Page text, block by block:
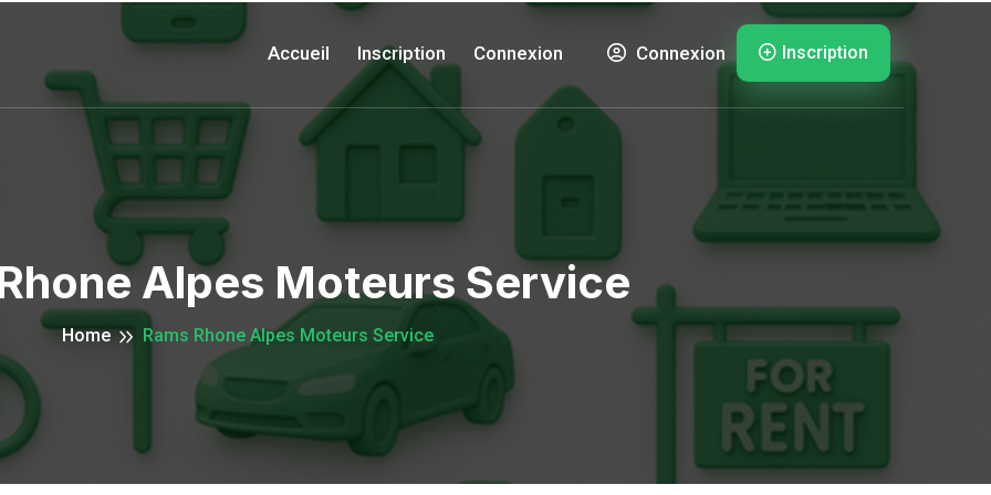
Accueil Inscription Connexion Connexion Inscription
Alpes Moteurs Service
Home Rams Rhone Alpes Moteurs Service